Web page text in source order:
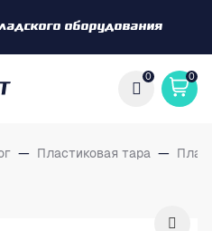
оборудования
0 0
— Пластиковая тара —